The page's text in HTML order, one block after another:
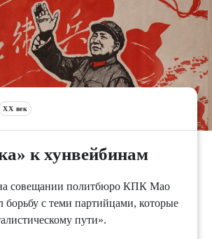
XX век
к хунвейбинам
совещании политбюро КПК Мао
борьбу с теми партийцами, которые
пути».